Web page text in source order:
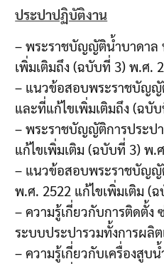
ประปาปฏิบัติงาน
– พระราชบัญญัติน้ำบาดาล
เพิ่มเติมถึง (ฉบับที่ 3) พ.ศ.
– แนวข้อสอบพระราชบัญญั
และที่แก้ไขเพิ่มเติมถึง (ฉบั
– พระราชบัญญัติการประป
แก้ไขเพิ่มเติม (ฉบับที่ 3) พ.
– แนวข้อสอบพระราชบัญญั
พ.ศ. 2522 แก้ไขเพิ่มเติม (
– ความรู้เกี่ยวกับการติดตั้ง
ระบบประปารวมทั้งการผลิ
– ความรู้เกี่ยวกับเครื่องสูบน้